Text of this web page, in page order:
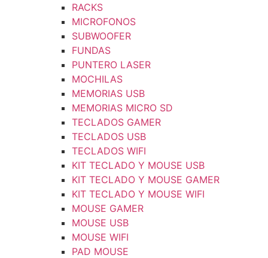
RACKS
MICROFONOS
SUBWOOFER
FUNDAS
PUNTERO LASER
MOCHILAS
MEMORIAS USB
MEMORIAS MICRO SD
TECLADOS GAMER
TECLADOS USB
TECLADOS WIFI
KIT TECLADO Y MOUSE USB
KIT TECLADO Y MOUSE GAMER
KIT TECLADO Y MOUSE WIFI
MOUSE GAMER
MOUSE USB
MOUSE WIFI
PAD MOUSE